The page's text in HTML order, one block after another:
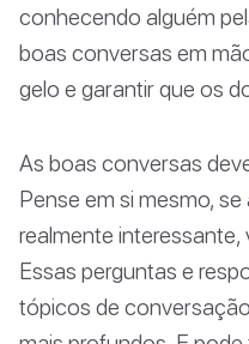
conhecendo alguém
boas conversas em
gelo e garantir que os
As boas conversas
Pense em si mesmo,
realmente
Essas perguntas e
tópicos de